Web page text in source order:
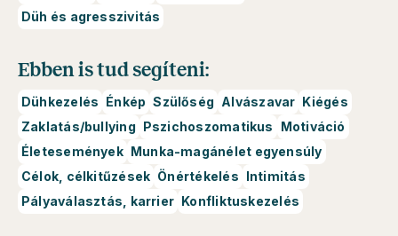
Düh és agresszivitás
Ebben is tud segíteni:
Dühkezelés Énkép Szülőség Alvászavar Kiégés
Zaklatás/bullying Pszichoszomatikus
Motiváció
Életesemények Munka-magánélet egyensúly
Célok, célkitűzések Önértékelés Intimitás
Pályaválasztás, karrier Konfliktuskezelés